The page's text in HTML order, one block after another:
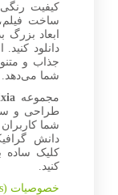
کیفیت
ساخت
دانلود
جذاب و
شما می‌دهد.
مجموعه
طراحی و
شما
دانش
کلیک ساده
کنید.
خصوصیات (properties):